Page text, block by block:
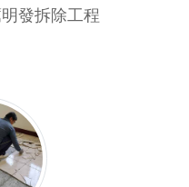
發拆除工程